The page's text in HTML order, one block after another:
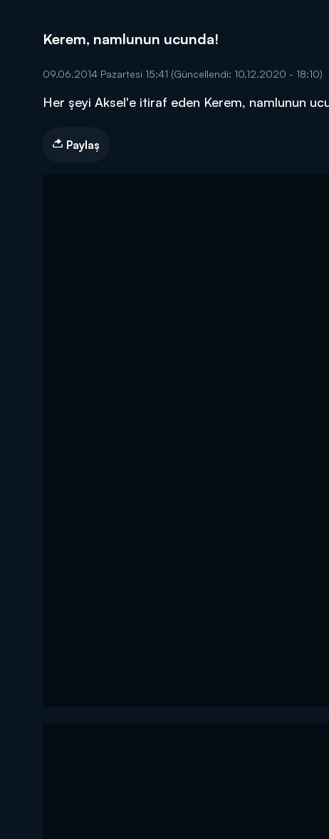
DİĞER SONUÇLAR
Kerem, namlunun ucunda!
09.06.2014 Pazartesi 15:41 (Güncellendi: 10.12.2020 - 18:10)
Her şeyi Aksel'e itiraf eden Kerem, namlunun
Paylaş